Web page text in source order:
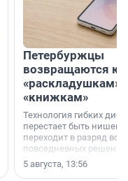
Петербуржцы
возвращаются к
«раскладушкам»
«книжкам»
Технология гибких
перестает быть
переходит в разряд
повседневных
5 августа, 13:56